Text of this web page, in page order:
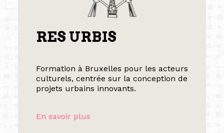
RES URBIS
Formation à Bruxelles pour les acteurs
culturels, centrée sur la conception de
projets urbains innovants.
En savoir plus